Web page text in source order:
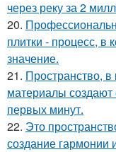
через реку за 2
20.
плитки - процесс, в
значение.
21. Пространство, в
материалы
первых минут.
22. Это
создание гармонии